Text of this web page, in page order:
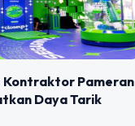
Pameran
Daya Tarik